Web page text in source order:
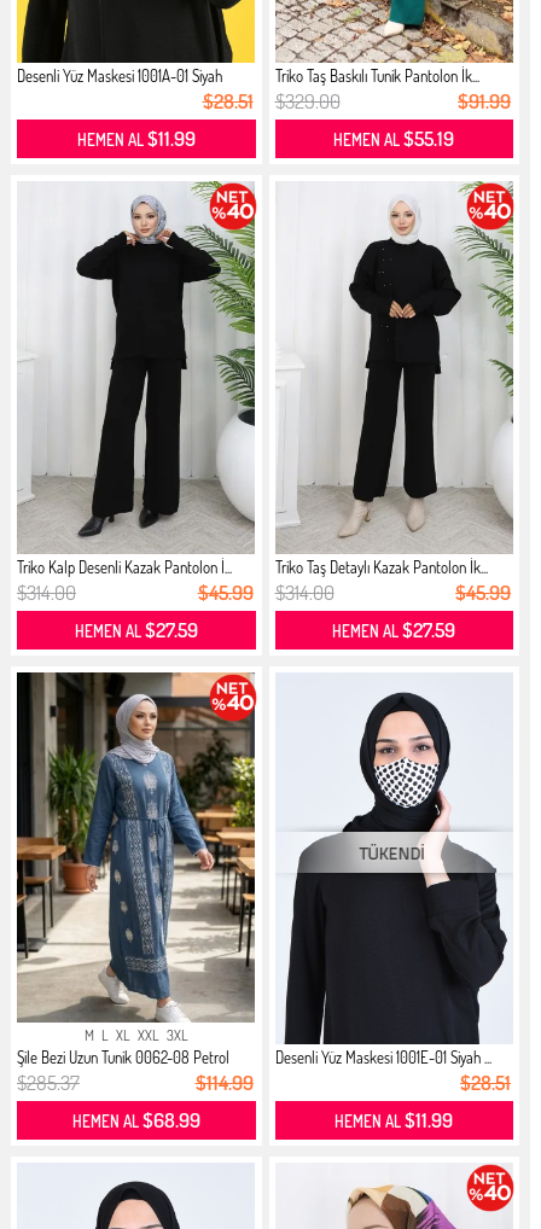
Desenli Yüz Maskesi 1001A-01 Siyah
$28.51
HEMEN AL$11.99
Triko Taş Baskılı Tunik Pantolon İk...
$329.00 $91.99
HEMEN AL$55.19
Triko Kalp Desenli Kazak Pantolon İ...
$314.00 $45.99
HEMEN AL$27.59
Triko Taş Detaylı Kazak Pantolon İk...
$314.00 $45.99
HEMEN AL$27.59
M L XL XXL 3XL
Şile Bezi Uzun Tunik 0062-08 Petrol
$285.37 $114.99
HEMEN AL$68.99
Desenli Yüz Maskesi 1001E-01 Siyah ...
$28.51
HEMEN AL$11.99